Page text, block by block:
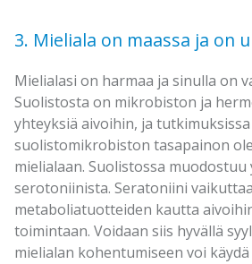
3. Mieliala on maassa ja on
Mielialasi on harmaa ja sinulla on
Suolistosta on mikrobiston ja
yhteyksiä aivoihin, ja
suolistomikrobiston tasapainon
mielialaan. Suolistossa muodostuu
serotoniinista. Seratoniini vaikuttaa
metaboliatuotteiden kautta
toimintaan. Voidaan siis hyvällä
mielialan kohentumiseen voi